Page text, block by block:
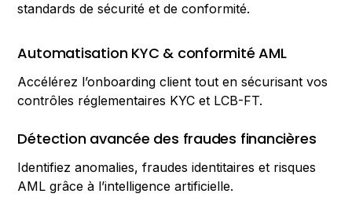
standards de sécurité et de conformité.
Automatisation KYC & conformité AML
Accélérez l’onboarding client tout en sécurisant vos
contrôles réglementaires KYC et LCB-FT.
Détection avancée des fraudes financières
Identifiez anomalies, fraudes identitaires et risques
AML grâce à l’intelligence artificielle.